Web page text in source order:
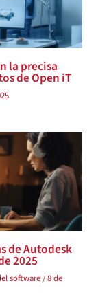
la precisa
de Open iT
de Autodesk
2025
software/8 de